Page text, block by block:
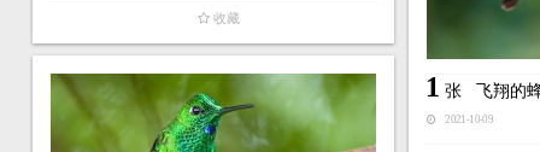
收藏
1 张 飞翔的
2021-10-09